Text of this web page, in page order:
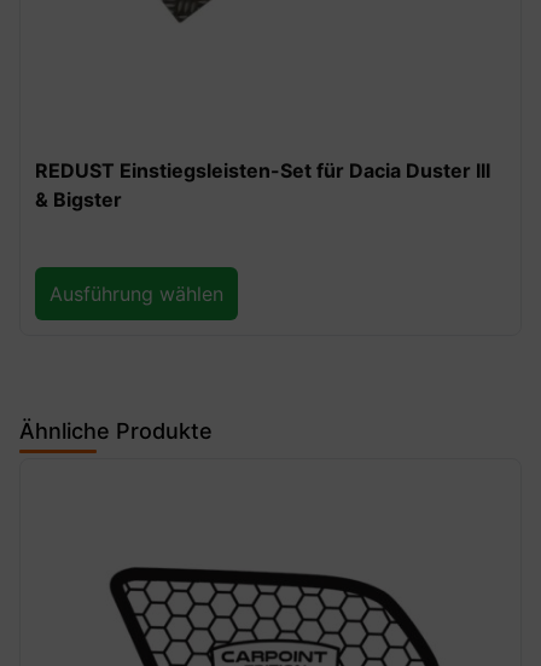
REDUST Einstiegsleisten-Set für Dacia Duster III
& Bigster
Ausführung wählen
Ähnliche Produkte